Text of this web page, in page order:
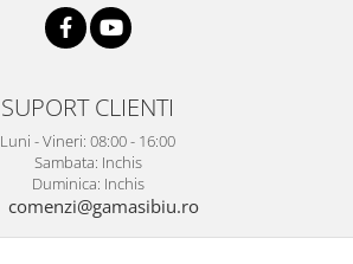
SUPORT CLIENTI
Luni - Vineri: 08:00 - 16:00
Sambata: Inchis
Duminica: Inchis
comenzi@gamasibiu.ro